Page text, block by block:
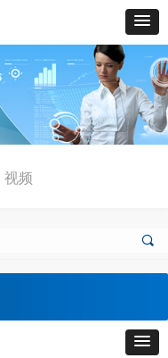
视频
끠